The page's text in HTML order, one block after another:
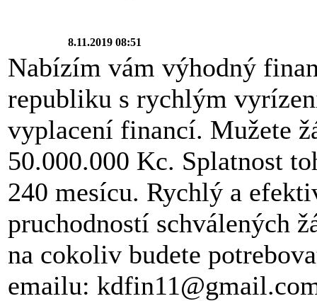
8.11.2019 08:51
Nabízím vám výhodný
republiku s rychlým
vyplacení financí. Mužete
50.000.000 Kc. Splatnost
240 mesícu. Rychlý a
pruchodností schválených
na cokoliv budete
emailu: